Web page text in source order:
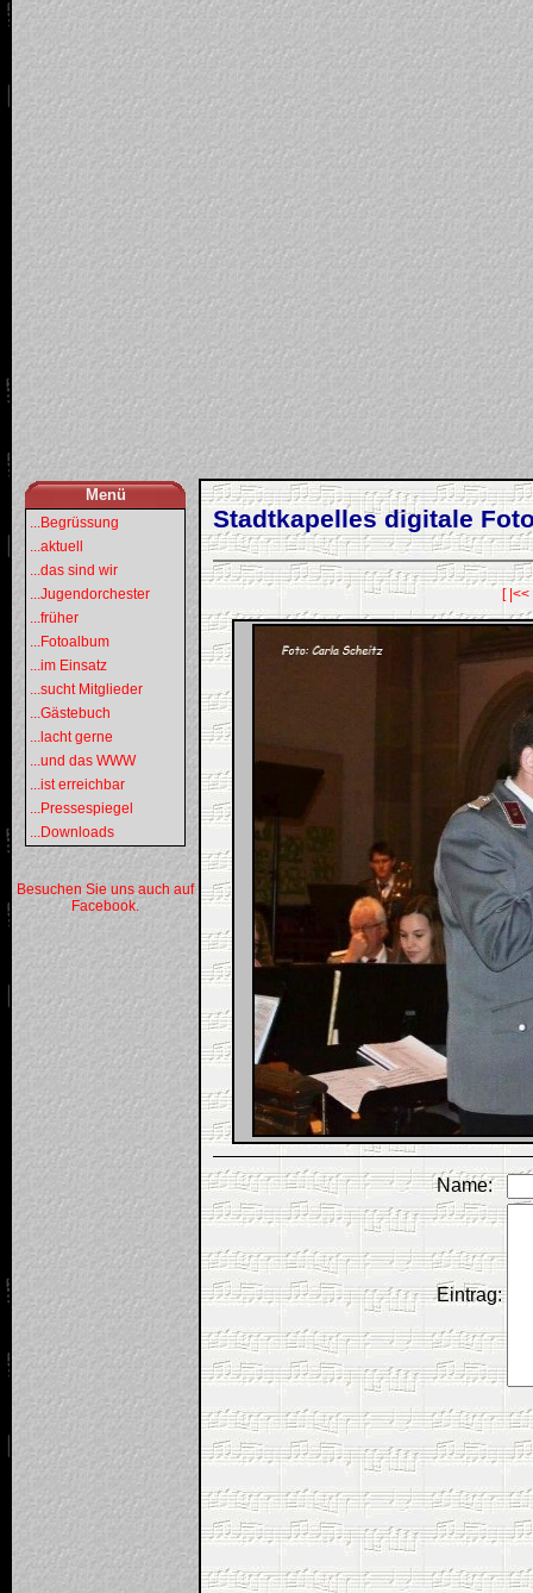
Menü
...Begrüssung
...aktuell
...das sind wir
...Jugendorchester
...früher
...Fotoalbum
...im Einsatz
...sucht Mitglieder
...Gästebuch
...lacht gerne
...und das WWW
...ist erreichbar
...Pressespiegel
...Downloads
Besuchen Sie uns auch auf
Facebook.
Stadtkapelles digitale
[
Name:
Eintrag: